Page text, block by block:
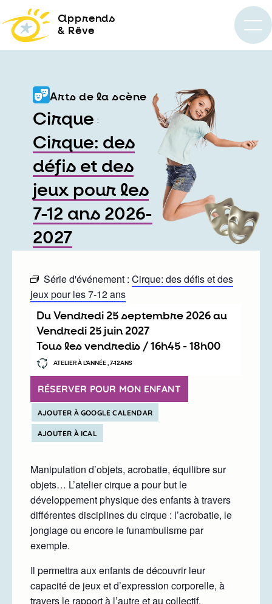
apprends
& Rêve
Arts de la scène
Cirque :
Cirque: des
défis et des
jeux pour les
7-12 ans 2026-
2027
Série d'événement : Cirque: des défis et des
jeux pour les 7-12 ans
Du vendredi 25 septembre 2026au
vendredi 25 juin 2027
Tous les vendredis / 16h45 - 18h00
ATELIER À L’ANNÉE , 7-12ANS
RÉSERVER POUR MON ENFANT
AJOUTER À GOOGLE CALENDAR
AJOUTER À ICAL
Manipulation d’objets, acrobatie, équilibre sur
objets… L’atelier cirque a pour but le
développement physique des enfants à travers
différentes disciplines du cirque : l’acrobatie, le
jonglage ou encore le funambulisme par
exemple.
Il permettra aux enfants de découvrir leur
capacité de jeux et d’expression corporelle, à
travers le rapport à l’autre et au collectif.